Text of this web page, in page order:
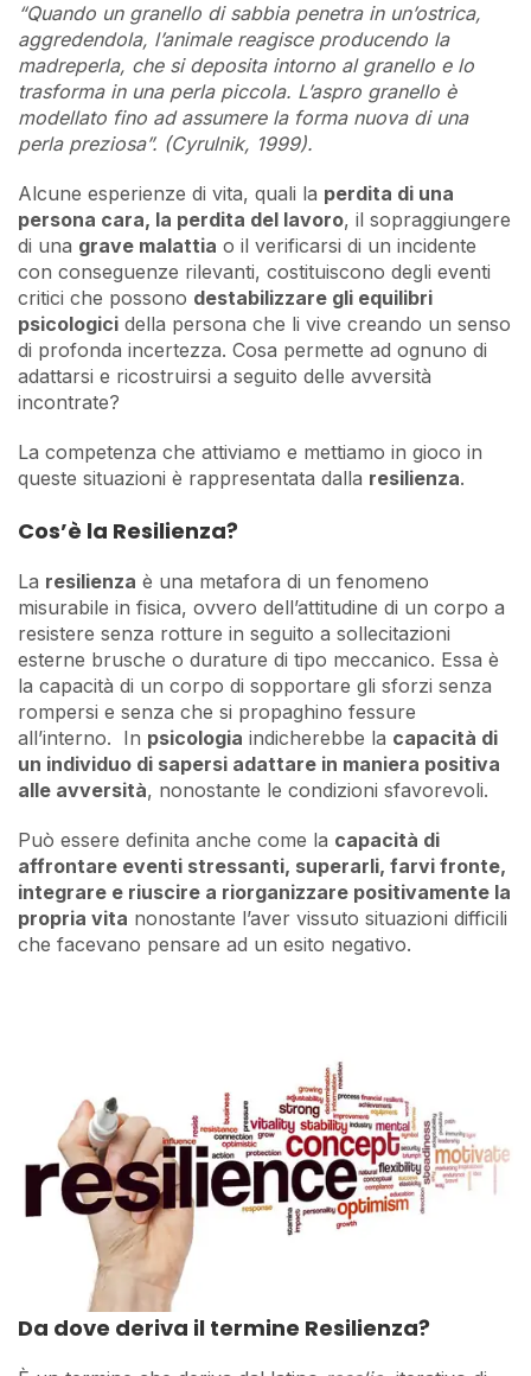
“Quando un granello di sabbia penetra in un’ostrica,
aggredendola, l’animale reagisce producendo la
madreperla, che si deposita intorno al granello e lo
trasforma in una perla piccola. L’aspro granello è
modellato fino ad assumere la forma nuova di una
perla preziosa”. (Cyrulnik, 1999).
Alcune esperienze di vita, quali la perdita di una
persona cara, la perdita del lavoro, il sopraggiungere
di una grave malattia o il verificarsi di un incidente
con conseguenze rilevanti, costituiscono degli eventi
critici che possono destabilizzare gli equilibri
psicologici della persona che li vive creando un senso
di profonda incertezza. Cosa permette ad ognuno di
adattarsi e ricostruirsi a seguito delle avversità
incontrate?
La competenza che attiviamo e mettiamo in gioco in
queste situazioni è rappresentata dalla resilienza.
Cos’è la Resilienza?
La resilienza è una metafora di un fenomeno
misurabile in fisica, ovvero dell’attitudine di un corpo a
resistere senza rotture in seguito a sollecitazioni
esterne brusche o durature di tipo meccanico. Essa è
la capacità di un corpo di sopportare gli sforzi senza
rompersi e senza che si propaghino fessure
all’interno. In psicologia indicherebbe la capacità di
un individuo di sapersi adattare in maniera positiva
alle avversità, nonostante le condizioni sfavorevoli.
Può essere definita anche come la capacità di
affrontare eventi stressanti, superarli, farvi fronte,
integrare e riuscire a riorganizzare positivamente la
propria vita nonostante l’aver vissuto situazioni difficili
che facevano pensare ad un esito negativo.
Da dove deriva il termine Resilienza?